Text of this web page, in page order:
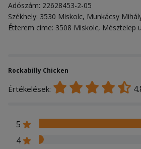
Adószám: 22628453-2-05
Székhely: 3530 Miskolc, Munkácsy
Étterem címe: 3508 Miskolc, Mésztelep
Rockabilly Chicken
Értékelések:
5
4